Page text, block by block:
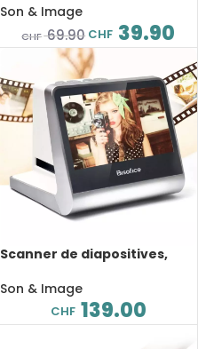
Air, Android, Windows
Son & Image
CHF69.90 CHF 39.90
Scanner de diapositives,
de Stockage
Son & Image
CHF 139.00